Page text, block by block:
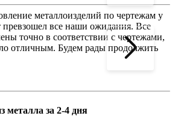
металлоизделий по чертежам у
превзошел все наши ожидания. Все
точно в соответствии с чертежами,
отличным. Будем рады продолжить
металла за 2-4 дня